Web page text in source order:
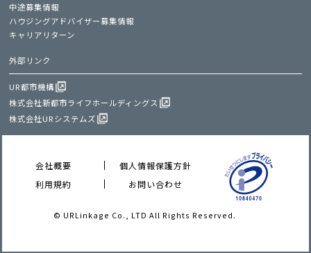
中途募集情報
ハウジングアドバイザー募集情報
キャリアリターン
外部リンク
UR都市機構
株式会社新都市ライフホールディングス
株式会社URシステムズ
会社概要
個人情報保護方針
利用規約
お問い合わせ
© URLinkage Co., LTD All Rights Reserved.